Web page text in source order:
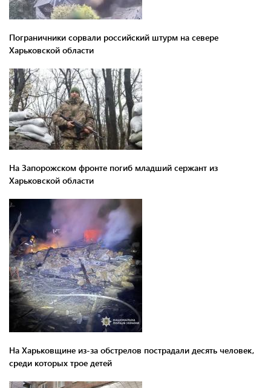
Пограничники сорвали российский штурм на севере
Харьковской области
На Запорожском фронте погиб младший сержант из
Харьковской области
На Харьковщине из-за обстрелов пострадали десять человек,
среди которых трое детей